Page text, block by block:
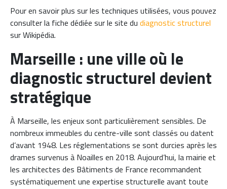
Pour en savoir plus sur les techniques utilisées, vous pouvez
consulter la fiche dédiée sur le site du diagnostic structurel
sur Wikipédia.
Marseille : une ville où le
diagnostic structurel devient
stratégique
À Marseille, les enjeux sont particulièrement sensibles. De
nombreux immeubles du centre-ville sont classés ou datent
d’avant 1948. Les réglementations se sont durcies après les
drames survenus à Noailles en 2018. Aujourd’hui, la mairie et
les architectes des Bâtiments de France recommandent
systématiquement une expertise structurelle avant toute